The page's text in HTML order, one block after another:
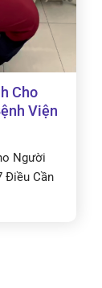
Cho
Viện
Người
Điều Cần